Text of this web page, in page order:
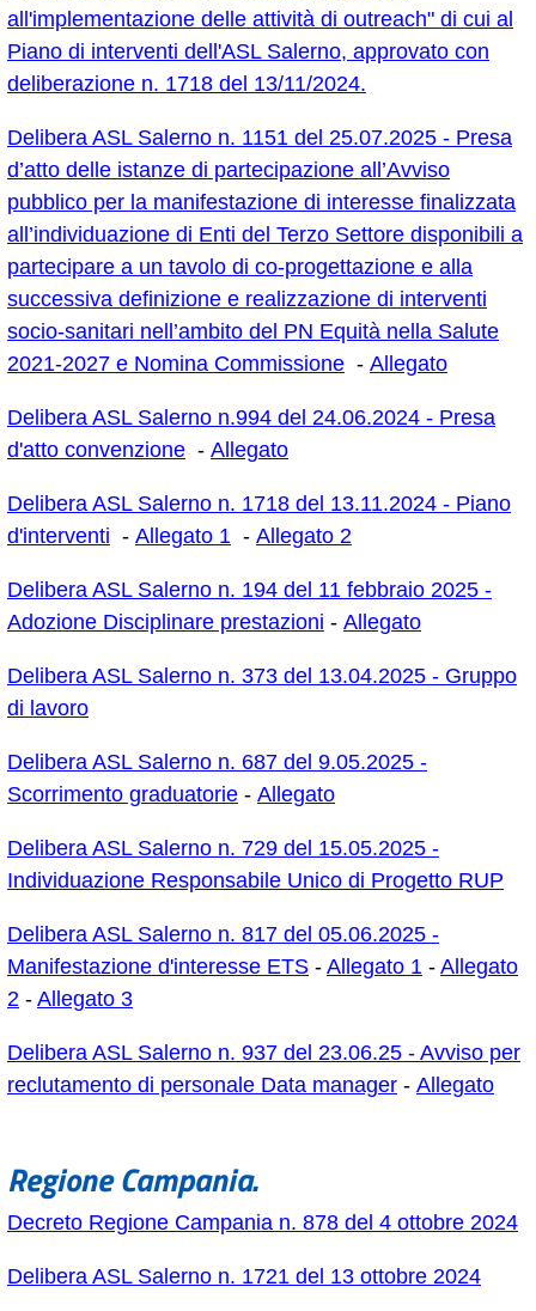
all'implementazione delle attività di outreach" di cui al
Piano di interventi dell'ASL Salerno, approvato con
deliberazione n. 1718 del 13/11/2024.
Delibera ASL Salerno n. 1151 del 25.07.2025 - Presa
d’atto delle istanze di partecipazione all’Avviso
pubblico per la manifestazione di interesse finalizzata
all’individuazione di Enti del Terzo Settore disponibili a
partecipare a un tavolo di co-progettazione e alla
successiva definizione e realizzazione di interventi
socio-sanitari nell’ambito del PN Equità nella Salute
2021-2027 e Nomina Commissione - Allegato
Delibera ASL Salerno n.994 del 24.06.2024 - Presa
d'atto convenzione - Allegato
Delibera ASL Salerno n. 1718 del 13.11.2024 - Piano
d'interventi - Allegato 1 - Allegato 2
Delibera ASL Salerno n. 194 del 11 febbraio 2025 -
Adozione Disciplinare prestazioni - Allegato
Delibera ASL Salerno n. 373 del 13.04.2025 - Gruppo
di lavoro
Delibera ASL Salerno n. 687 del 9.05.2025 -
Scorrimento graduatorie - Allegato
Delibera ASL Salerno n. 729 del 15.05.2025 -
Individuazione Responsabile Unico di Progetto RUP
Delibera ASL Salerno n. 817 del 05.06.2025 -
Manifestazione d'interesse ETS - Allegato 1 - Allegato
2 - Allegato 3
Delibera ASL Salerno n. 937 del 23.06.25 - Avviso per
reclutamento di personale Data manager - Allegato
Regione Campania.
Decreto Regione Campania n. 878 del 4 ottobre 2024
Delibera ASL Salerno n. 1721 del 13 ottobre 2024